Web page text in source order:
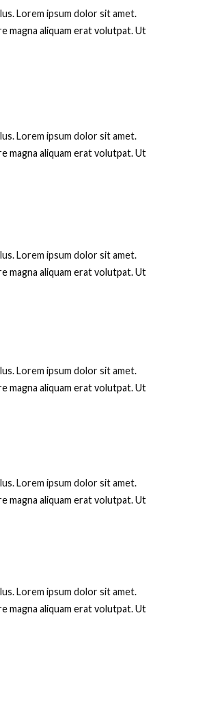
Lorem ipsum dolor sit amet.
magna aliquam erat volutpat. Ut
Lorem ipsum dolor sit amet.
magna aliquam erat volutpat. Ut
Lorem ipsum dolor sit amet.
magna aliquam erat volutpat. Ut
Lorem ipsum dolor sit amet.
magna aliquam erat volutpat. Ut
Lorem ipsum dolor sit amet.
magna aliquam erat volutpat. Ut
Lorem ipsum dolor sit amet.
magna aliquam erat volutpat. Ut